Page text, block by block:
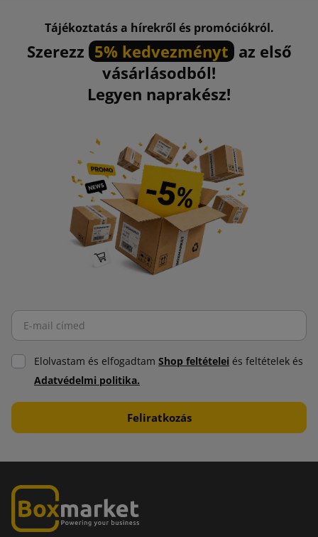
Tájékoztatás a hírekről és promóciókról.
Szerezz 5% kedvezményt az első
vásárlásodból!
Legyen naprakész!
Elolvastam és elfogadtam Shop feltételei és feltételek és
Adatvédelmi politika.